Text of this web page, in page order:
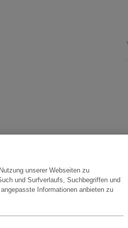
unserer Webseiten zu
und Surfverlaufs, Suchbegriffen und
Informationen anbieten zu